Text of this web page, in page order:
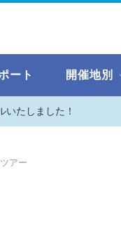
ート 開催地別
いたしました！
アー